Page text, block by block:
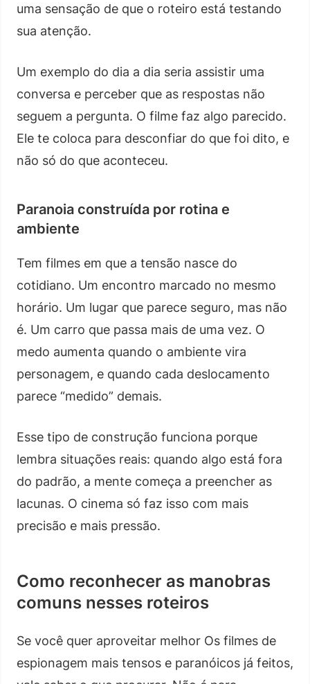
uma sensação de que o roteiro está testando
sua atenção.
Um exemplo do dia a dia seria assistir uma
conversa e perceber que as respostas não
seguem a pergunta. O filme faz algo parecido.
Ele te coloca para desconfiar do que foi dito, e
não só do que aconteceu.
Paranoia construída por rotina e
ambiente
Tem filmes em que a tensão nasce do
cotidiano. Um encontro marcado no mesmo
horário. Um lugar que parece seguro, mas não
é. Um carro que passa mais de uma vez. O
medo aumenta quando o ambiente vira
personagem, e quando cada deslocamento
parece “medido” demais.
Esse tipo de construção funciona porque
lembra situações reais: quando algo está fora
do padrão, a mente começa a preencher as
lacunas. O cinema só faz isso com mais
precisão e mais pressão.
Como reconhecer as manobras
comuns nesses roteiros
Se você quer aproveitar melhor Os filmes de
espionagem mais tensos e paranóicos já feitos,